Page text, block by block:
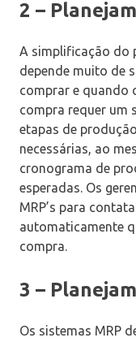
2 –
A simplificação do
depende muito de
comprar e quando
compra requer um
etapas de
necessárias, ao
cronograma de
esperadas. Os
MRP’s para
automaticamente
compra.
3 –
Os sistemas MRP